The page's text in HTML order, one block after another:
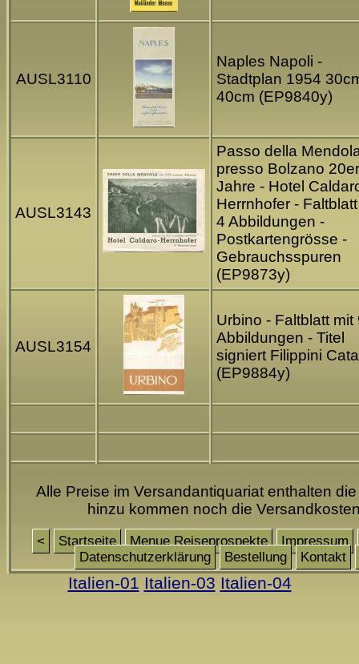
AUSL3110
Naples Napoli -
Stadtplan 1954
40cm (EP9840y)
AUSL3143
Passo della
presso Bolzano 20er
Jahre - Hotel
Herrnhofer -
4 Abbildungen -
Postkartengrösse -
Gebrauchsspuren
(EP9873y)
AUSL3154
Urbino - Faltblatt mit
Abbildungen - Titel
signiert Filippini
(EP9884y)
Alle Preise im Versandantiquariat enthalten
hinzu kommen noch die
< Startseite Menue Reiseprospekte
Impressum
Datenschutzerklärung
Bestellung Kontakt
Italien-01 Italien-03 Italien-04